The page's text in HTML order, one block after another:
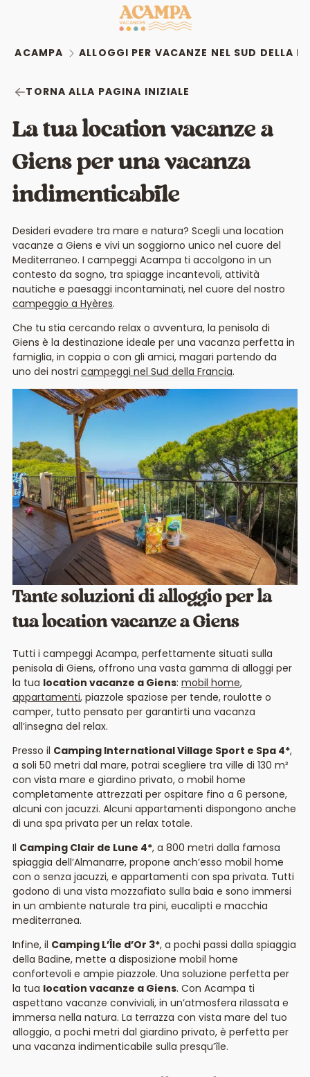
ACAMPA ALLOGGI PER VACANZE NEL SUD DELLA
TORNA ALLA PAGINA INIZIALE
La tua location vacanze a
Giens per una vacanza
indimenticabile
Desideri evadere tra mare e natura? Scegli una location
vacanze a Giens e vivi un soggiorno unico nel cuore del
Mediterraneo. I campeggi Acampa ti accolgono in un
contesto da sogno, tra spiagge incantevoli, attività
nautiche e paesaggi incontaminati, nel cuore del nostro
campeggio a Hyères.
Che tu stia cercando relax o avventura, la penisola di
Giens è la destinazione ideale per una vacanza perfetta in
famiglia, in coppia o con gli amici, magari partendo da
uno dei nostri campeggi nel Sud della Francia.
Tante soluzioni di alloggio per la
tua location vacanze a Giens
Tutti i campeggi Acampa, perfettamente situati sulla
penisola di Giens, offrono una vasta gamma di alloggi per
la tua location vacanze a Giens: mobil home,
appartamenti, piazzole spaziose per tende, roulotte o
camper, tutto pensato per garantirti una vacanza
all’insegna del relax.
Presso il Camping International Village Sport e Spa 4*,
a soli 50 metri dal mare, potrai scegliere tra ville di 130 m²
con vista mare e giardino privato, o mobil home
completamente attrezzati per ospitare fino a 6 persone,
alcuni con jacuzzi. Alcuni appartamenti dispongono anche
di una spa privata per un relax totale.
Il Camping Clair de Lune 4*, a 800 metri dalla famosa
spiaggia dell’Almanarre, propone anch’esso mobil home
con o senza jacuzzi, e appartamenti con spa privata. Tutti
godono di una vista mozzafiato sulla baia e sono immersi
in un ambiente naturale tra pini, eucalipti e macchia
mediterranea.
Infine, il Camping L’Île d’Or 3*, a pochi passi dalla spiaggia
della Badine, mette a disposizione mobil home
confortevoli e ampie piazzole. Una soluzione perfetta per
la tua location vacanze a Giens. Con Acampa ti
aspettano vacanze conviviali, in un’atmosfera rilassata e
immersa nella natura. La terrazza con vista mare del tuo
alloggio, a pochi metri dal giardino privato, è perfetta per
una vacanza indimenticabile sulla presqu’île.